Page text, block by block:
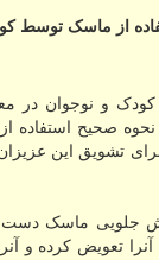
از ماسک توسط
کودک و نوجوان در
صحیح استفاده
تشویق این
جلویی ماسک دست
تعویض کرده و